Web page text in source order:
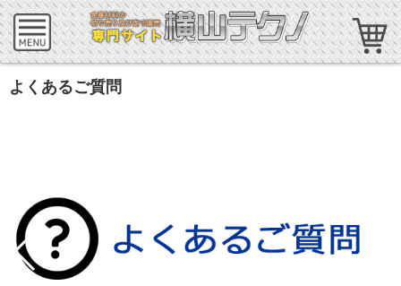
よくあるご質問